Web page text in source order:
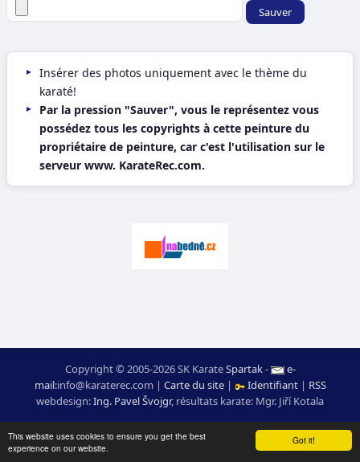
Got it!
This website uses cookies to ensure you get the best
experience on our website.
Insérer des photos uniquement avec le thème du
karaté!
Par la pression "Sauver", vous le représentez vous
possédez tous les copyrights à cette peinture du
propriétaire de peinture, car c'est l'utilisation sur le
serveur www. KarateRec.com.
Copyright © 2005-2026 SK KarateSpartak-
e-
mail:moc.ceretarak@ofni | Carte du site| Identifiant | RSS
webdesign:Ing. Pavel Švojgr, résultats karate: Mgr. Jiří Kotala